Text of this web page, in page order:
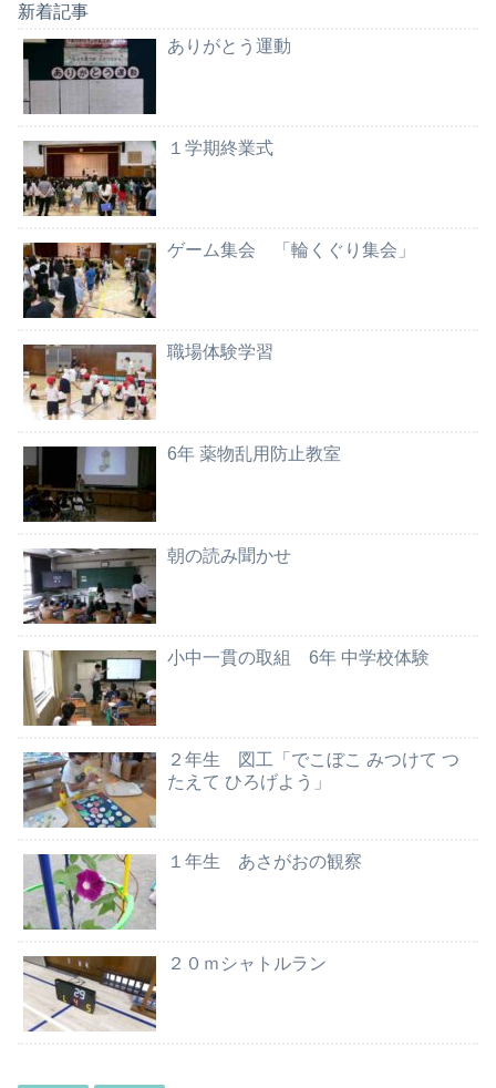
新着記事
ありがとう運動
１学期終業式
ゲーム集会 「輪くぐり集会」
職場体験学習
6年 薬物乱用防止教室
朝の読み聞かせ
小中一貫の取組 6年 中学校体験
２年生 図工「でこぼこ みつけて つ
たえて ひろげよう」
１年生 あさがおの観察
２０ｍシャトルラン